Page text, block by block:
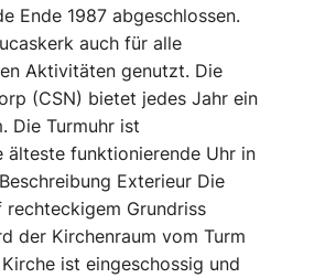
Ende 1987 abgeschlossen.
auch für alle
Aktivitäten genutzt. Die
(CSN) bietet jedes Jahr ein
Die Turmuhr ist
älteste funktionierende Uhr in
Exterieur Die
rechteckigem Grundriss
der Kirchenraum vom Turm
ist eingeschossig und